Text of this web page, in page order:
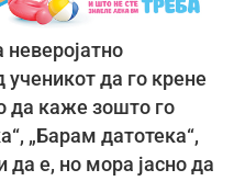
ученикот да го крене
да каже зошто го
„Барам датотека“,
да е, но мора јасно да